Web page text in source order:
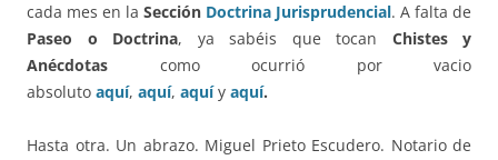
cada mes en la Sección Doctrina Jurisprudencial. A falta de
Paseo o Doctrina, ya sabéis que tocan Chistes y
Anécdotas como ocurrió por vacio
absoluto aquí, aquí, aquí y aquí.
Hasta otra. Un abrazo. Miguel Prieto Escudero. Notario de